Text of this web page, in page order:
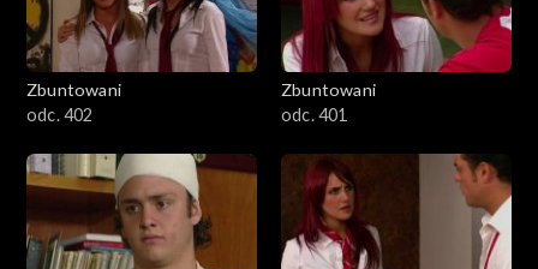
Zbuntowani
odc. 402
Zbuntowani
odc. 401